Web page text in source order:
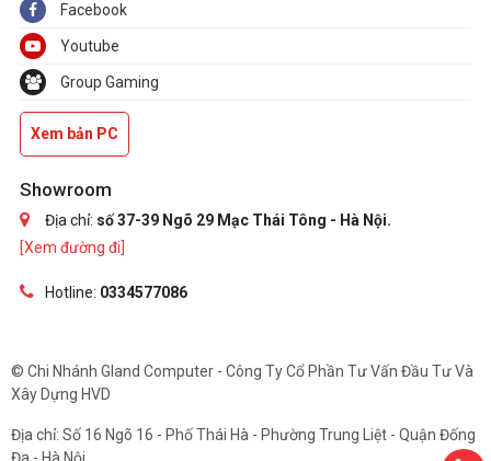
Facebook
Youtube
Group Gaming
Xem bản PC
Showroom
Địa chỉ: số 37-39 Ngõ 29 Mạc Thái Tông - Hà Nội.
[Xem đường đi]
Hotline: 0334577086
© Chi Nhánh Gland Computer - Công Ty Cổ Phần Tư Vấn Đầu Tư Và
Xây Dựng HVD
Địa chỉ: Số 16 Ngõ 16 - Phố Thái Hà - Phường Trung Liệt - Quận Đống